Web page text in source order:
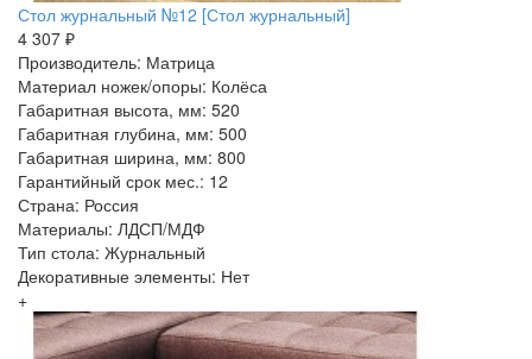
Стол журнальный №12 [Стол журнальный]
4 307 ₽
Производитель: Матрица
Материал ножек/опоры: Колёса
Габаритная высота, мм: 520
Габаритная глубина, мм: 500
Габаритная ширина, мм: 800
Гарантийный срок мес.: 12
Страна: Россия
Материалы: ЛДСП/МДФ
Тип стола: Журнальный
Декоративные элементы: Нет
+